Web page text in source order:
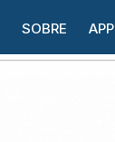
SOBRE APP